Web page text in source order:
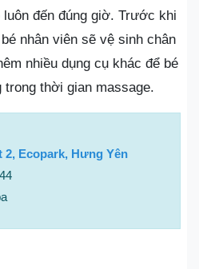
luôn đến đúng giờ. Trước khi
nhân viên sẽ vệ sinh chân
nhiều dụng cụ khác để bé
trong thời gian massage.
2, Ecopark, Hưng Yên